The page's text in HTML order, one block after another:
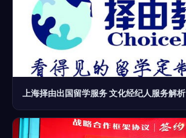
上海择由出国留学服务 文化经纪人服务解析